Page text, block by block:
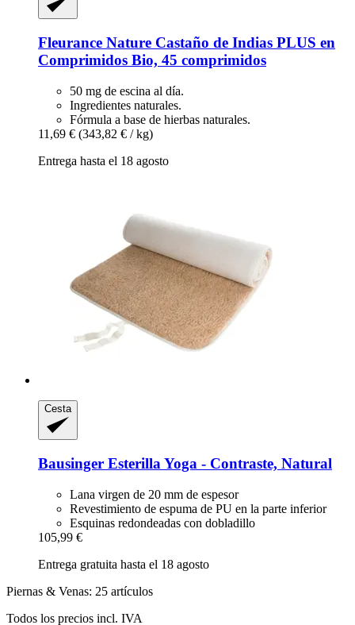
Fleurance Nature Castaño de Indias PLUS en
Comprimidos Bio, 45 comprimidos
50 mg de escina al día.
Ingredientes naturales.
Fórmula a base de hierbas naturales.
11,69 € (343,82 € / kg)
Entrega hasta el 18 agosto
Cesta
Bausinger Esterilla Yoga -​ Contraste, Natural
Lana virgen de 20 mm de espesor
Revestimiento de espuma de PU en la parte inferior
Esquinas redondeadas con dobladillo
105,99 €
Entrega gratuita hasta el 18 agosto
Piernas & Venas: 25 artículos
Todos los precios incl. IVA